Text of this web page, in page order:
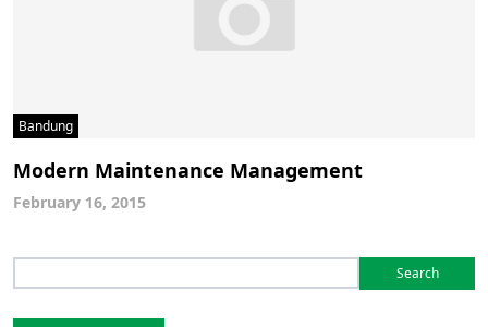
Bandung
Modern Maintenance Management
February 16, 2015
for: